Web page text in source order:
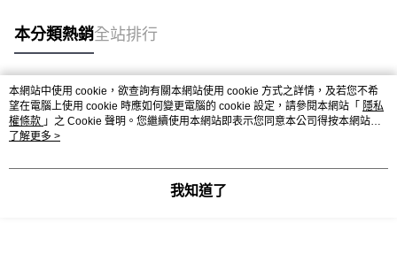
本分類熱銷全站排行
熱門標籤
本網站中使用 cookie，欲查詢有關本網站使用 cookie 方式之詳情，及若您不希
望在電腦上使用 cookie 時應如何變更電腦的 cookie 設定，請參閱本網站「 隱私
權條款 」之 Cookie 聲明。您繼續使用本網站即表示您同意本公司得按本網站使
用條款之 Cookie 聲明使用 cookie。
了解更多 >
我知道了